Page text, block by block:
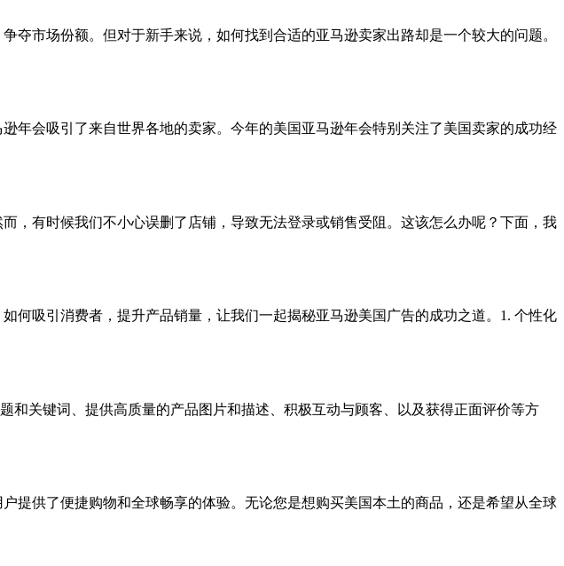
市场份额。但对于新手来说，如何找到合适的亚马逊卖家出路却是一个较大的问题。
年会吸引了来自世界各地的卖家。今年的美国亚马逊年会特别关注了美国卖家的成功经
，有时候我们不小心误删了店铺，导致无法登录或销售受阻。这该怎么办呢？下面，我
何吸引消费者，提升产品销量，让我们一起揭秘亚马逊美国广告的成功之道。1. 个性化
和关键词、提供高质量的产品图片和描述、积极互动与顾客、以及获得正面评价等方
提供了便捷购物和全球畅享的体验。无论您是想购买美国本土的商品，还是希望从全球